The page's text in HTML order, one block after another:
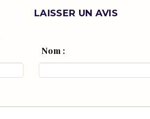
LAISSER UN AVIS
Nom :